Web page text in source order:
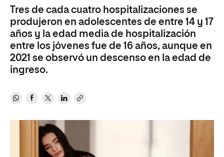
Tres de cada cuatro hospitalizaciones se
produjeron en adolescentes de entre 14 y 17
años y la edad media de hospitalización
entre los jóvenes fue de 16 años, aunque en
2021 se observó un descenso en la edad de
ingreso.